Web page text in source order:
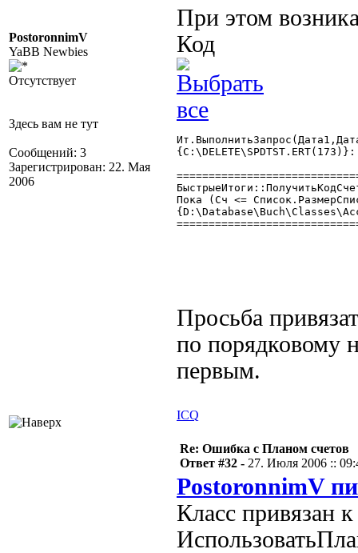
PostoronnimV
YaBB Newbies
Отсутствует
Здесь вам не тут
Сообщений: 3
Зарегистрирован: 22. Мая
2006
При этом
Код
Пока (Сч <=
Просьба
по порядковому
первым.
ICQ
Re: Ошибка с Планом счетов
Ответ #32 - 27. Июля 2006 ::
PostoronnimV
Класс привязан